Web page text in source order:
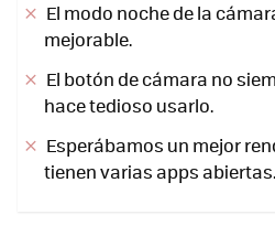
El modo noche de la
mejorable.
El botón de cámara no
hace tedioso usarlo.
Esperábamos un mejor
tienen varias apps abiertas.